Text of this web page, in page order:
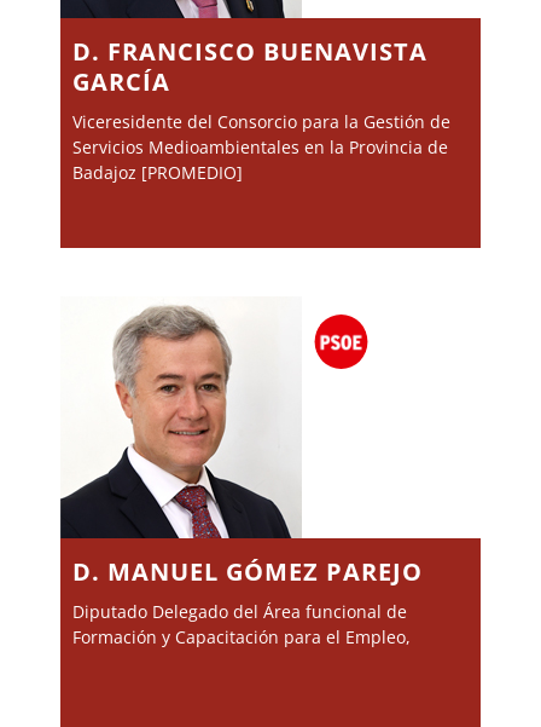
D. FRANCISCO BUENAVISTA
GARCÍA
Viceresidente del Consorcio para la Gestión de
Servicios Medioambientales en la Provincia de
Badajoz [PROMEDIO]
D. MANUEL GÓMEZ PAREJO
Diputado Delegado del Área funcional de
Formación y Capacitación para el Empleo,